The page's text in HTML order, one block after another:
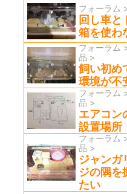
フォーラム
回し車と
箱を使わ
フォーラム
品 >
飼い初め
環境が不
フォーラム
品 >
エアコン
設置場所
フォーラム
品 >
ジャンガ
ジの隅を
たい